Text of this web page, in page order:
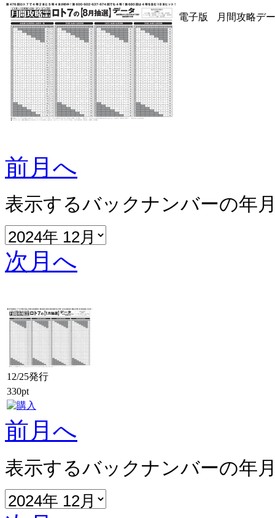
電子版 月間攻略デ
前月へ
表示するバックナンバーの年
次月へ
12/25発行
330pt
前月へ
表示するバックナンバーの年